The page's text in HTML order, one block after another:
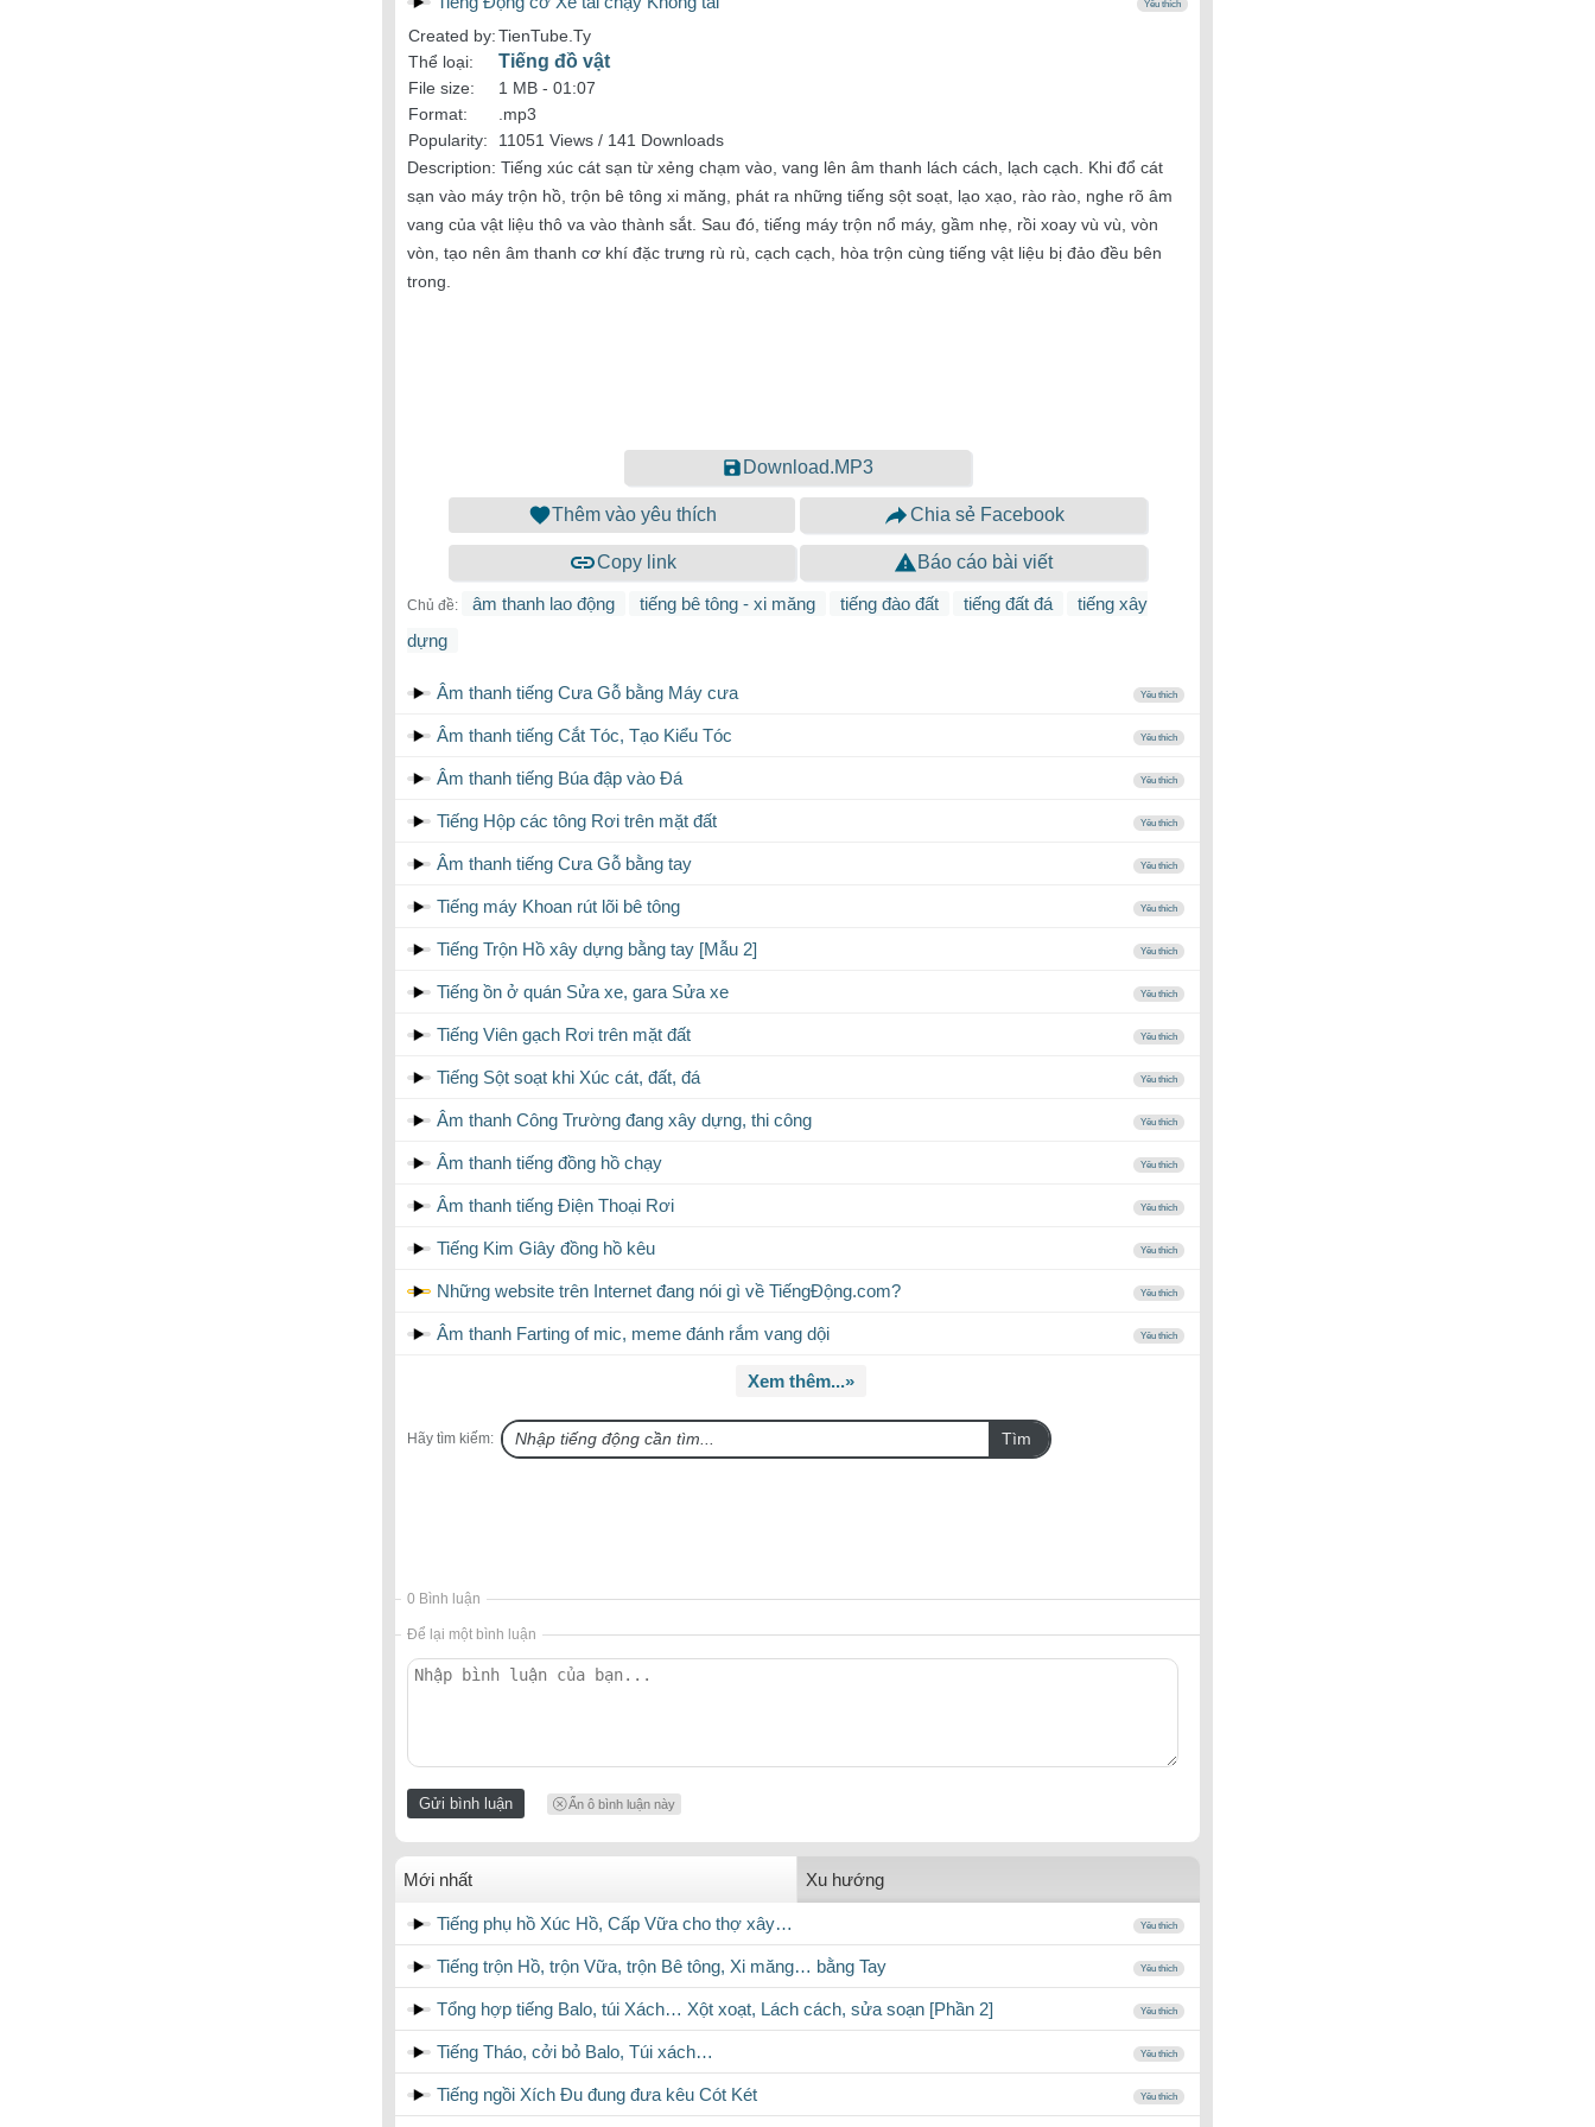
Yêu thích
Created by:TienTube.Ty
Thể loại:
Tiếng đồ vật
File size: 1 MB - 01:07
Format:
.mp3
Popularity:
11051 Views / 141 Downloads
Description: Tiếng xúc cát sạn từ xẻng chạm vào, vang lên âm thanh lách cách, lạch cạch. Khi đổ cát
sạn vào máy trộn hồ, trộn bê tông xi măng, phát ra những tiếng sột soạt, lạo xạo, rào rào, nghe rõ âm
vang của vật liệu thô va vào thành sắt. Sau đó, tiếng máy trộn nổ máy, gầm nhẹ, rồi xoay vù vù, vòn
vòn, tạo nên âm thanh cơ khí đặc trưng rù rù, cạch cạch, hòa trộn cùng tiếng vật liệu bị đảo đều bên
trong.
Download.MP3
Thêm vào yêu thích Chia sẻ Facebook
Copy link Báo cáo bài viết
Chủ đề: âm thanh lao động tiếng bê tông - xi măng tiếng đào đất tiếng đất đá
tiếng xây
dựng
Âm thanh tiếng Cưa Gỗ bằng Máy cưa Yêu thích
Âm thanh tiếng Cắt Tóc, Tạo Kiểu Tóc Yêu thích
Âm thanh tiếng Búa đập vào Đá Yêu thích
Tiếng Hộp các tông Rơi trên mặt đất Yêu thích
Âm thanh tiếng Cưa Gỗ bằng tay Yêu thích
Tiếng máy Khoan rút lõi bê tông Yêu thích
Tiếng Trộn Hồ xây dựng bằng tay [Mẫu 2] Yêu thích
Tiếng ồn ở quán Sửa xe, gara Sửa xe Yêu thích
Tiếng Viên gạch Rơi trên mặt đất Yêu thích
Tiếng Sột soạt khi Xúc cát, đất, đá Yêu thích
Âm thanh Công Trường đang xây dựng, thi công Yêu thích
Âm thanh tiếng đồng hồ chạy Yêu thích
Âm thanh tiếng Điện Thoại Rơi Yêu thích
Tiếng Kim Giây đồng hồ kêu Yêu thích
Những website trên Internet đang nói gì về TiếngĐộng.com? Yêu thích
Âm thanh Farting of mic, meme đánh rắm vang dội Yêu thích
Xem thêm...»
Hãy tìm kiếm: Tìm
0 Bình luận
Để lại một bình luận
Ẩn ô bình luận này
Mới nhất Xu hướng
Tiếng phụ hồ Xúc Hồ, Cấp Vữa cho thợ xây… Yêu thích
Tiếng trộn Hồ, trộn Vữa, trộn Bê tông, Xi măng… bằng Tay Yêu thích
Tổng hợp tiếng Balo, túi Xách… Xột xoạt, Lách cách, sửa soạn [Phần 2] Yêu thích
Tiếng Tháo, cởi bỏ Balo, Túi xách… Yêu thích
Tiếng ngồi Xích Đu đung đưa kêu Cót Két Yêu thích